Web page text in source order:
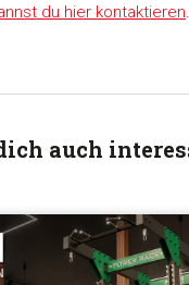
Alle
du hier kontaktieren
auch